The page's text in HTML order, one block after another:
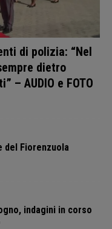
di polizia: “Nel
dietro
– AUDIO e FOTO
del Fiorenzuola
indagini in corso